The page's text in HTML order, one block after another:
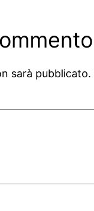
sarà pubblicato.